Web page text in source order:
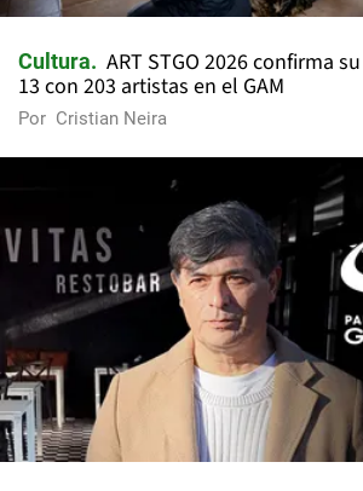
Cultura
ART STGO 2026 confirma
13 con 203 artistas en el GAM
Por Cristian Neira